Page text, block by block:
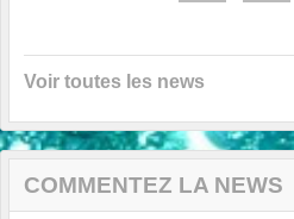
Voir toutes les news
COMMENTEZ LA NEWS